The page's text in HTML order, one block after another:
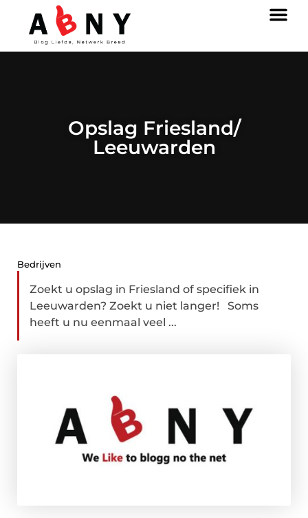
Opslag Friesland/
Leeuwarden
Bedrijven
Zoekt u opslag in Friesland of specifiek in
Leeuwarden? Zoekt u niet langer! Soms
heeft u nu eenmaal veel ...